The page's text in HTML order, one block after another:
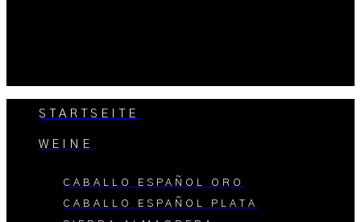
STARTSEITE
WEINE
CABALLO ESPAÑOL ORO
CABALLO ESPAÑOL PLATA